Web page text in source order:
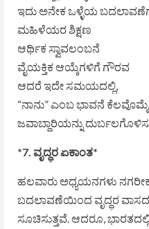
ಇದು ಅನೇಕ ಒಳ್ಳೆಯ
ಮಹಿಳೆಯರ ಶಿಕ್ಷಣ
ಆರ್ಥಿಕ ಸ್ವಾವಲಂಬನೆ
ವೈಯಕ್ತಿಕ ಆಯ್ಕೆಗಳಿಗೆ ಗೌರವ
ಆದರೆ ಇದೇ ಸಮಯದಲ್ಲಿ,
“ನಾನು” ಎಂಬ ಭಾವನೆ
ಜವಾಬ್ದಾರಿಯನ್ನು
*7. ವೃದ್ಧರ ಏಕಾಂತ*
ಹಲವಾರು ಅಧ್ಯಯನಗಳು
ಬದಲಾವಣೆಯಿಂದ ವೃದ್ಧರ
ಸೂಚಿಸುತ್ತವೆ. ಆದರೂ, ಭಾರತದಲ್ಲಿ